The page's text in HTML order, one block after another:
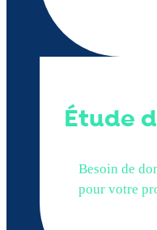
Étude
Besoin de
pour votre